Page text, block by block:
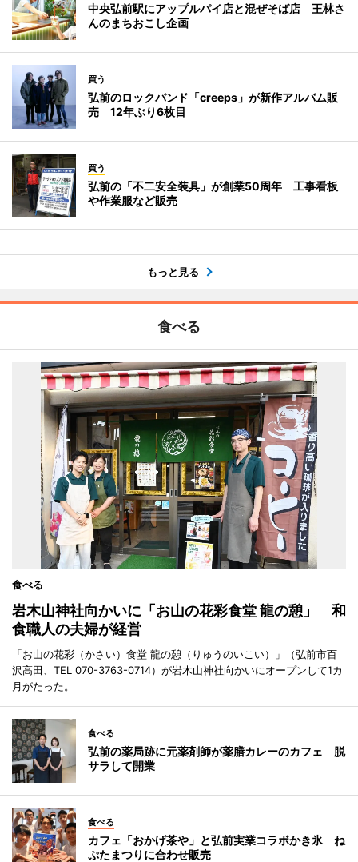
中央弘前駅にアップルパイ店と混ぜそば店 王林さ
んのまちおこし企画
買う
弘前のロックバンド「creeps」が新作アルバム販
売 12年ぶり6枚目
買う
弘前の「不二安全装具」が創業50周年 工事看板
や作業服など販売
もっと見る
食べる
食べる
岩木山神社向かいに「お山の花彩食堂 龍の憩」 和
食職人の夫婦が経営
「お山の花彩（かさい）食堂 龍の憩（りゅうのいこい）」（弘前市百
沢高田、TEL 070-3763-0714）が岩木山神社向かいにオープンして1カ
月がたった。
食べる
弘前の薬局跡に元薬剤師が薬膳カレーのカフェ 脱
サラして開業
食べる
カフェ「おかげ茶や」と弘前実業コラボかき氷 ね
ぷたまつりに合わせ販売